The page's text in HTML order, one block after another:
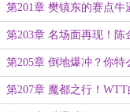
第201章 樊镇东的赛点牛
第203章 名场面再现！陈
镇东！
第205章 倒地爆冲？你特
冲地板！
第207章 魔都之行！